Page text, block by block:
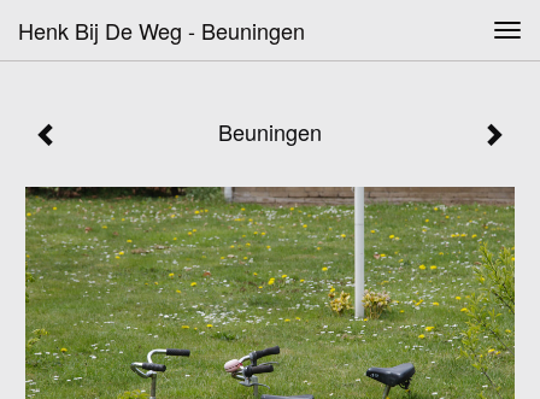
Henk Bij De Weg - Beuningen
Beuningen